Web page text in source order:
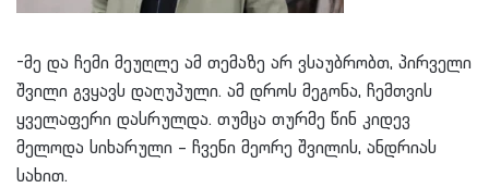
-მე და ჩემი მეუღლე ამ თემაზე არ ვსაუბრობთ, პირველი
შვილი გვყავს დაღუპული. ამ დროს მეგონა, ჩემთვის
ყველაფერი დასრულდა. თუმცა თურმე წინ კიდევ
მელოდა სიხარული – ჩვენი მეორე შვილის, ანდრიას
სახით.